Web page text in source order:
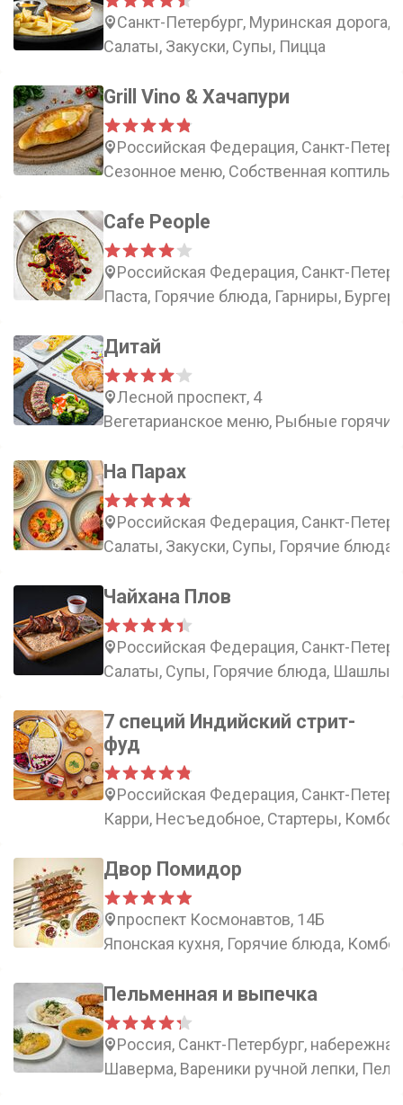
Санкт-Петербург, Муринская дорога,
Салаты, Закуски, Супы, Пицца
Grill Vino & Хачапури
Российская Федерация, Санкт-
Сезонное меню, Собственная
Cafe People
Российская Федерация, Санкт-
Паста, Горячие блюда, Гарниры,
Дитай
Лесной проспект, 4
Вегетарианское меню, Рыбные
На Парах
Российская Федерация, Санкт-
Салаты, Закуски, Супы, Горячие блюда
Чайхана Плов
Российская Федерация, Санкт-
Салаты, Супы, Горячие блюда, Шашлык
7 специй Индийский стрит-
фуд
Российская Федерация, Санкт-
Карри, Несъедобное, Стартеры, Комбо
Двор Помидор
проспект Космонавтов, 14Б
Японская кухня, Горячие блюда, Комбо,
Пельменная и выпечка
Россия, Санкт-Петербург,
Шаверма, Вареники ручной лепки,